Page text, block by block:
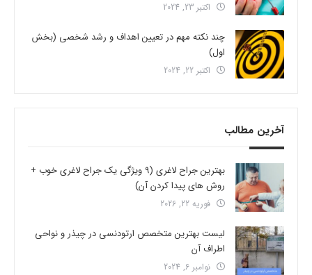
اکتبر 23, 2024
چند نکته مهم در تعیین اهداف و رشد شخصی (بخش
اول)
اکتبر 22, 2024
آخرین مطالب
بهترین جراح لاغری (9 ویژگی یک جراح لاغری خوب +
روش های پیدا کردن آن)
فوریه 22, 2026
لیست بهترین متخصص ارتودنسی در چیذر و نواحی
اطراف آن
نوامبر 6, 2024